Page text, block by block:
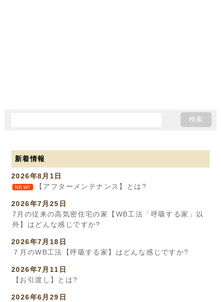
新着情報
2026年8月1日
NEW! 【アフターメンテナンス】とは?
2026年7月25日
7月の従来の高気密住宅の家【WB工法「呼吸する家」以
外】はどんな感じですか?
2026年7月18日
７月のWB工法【呼吸する家】はどんな感じですか?
2026年7月11日
【お引渡し】とは?
2026年6月29日